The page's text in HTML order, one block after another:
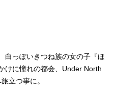
白っぽいきつね族の女の子『ほ
けに憧れの都会、Under North
立つ事に。